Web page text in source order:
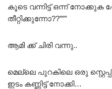
കൂടെ വന്നിട്ട് ഒന്ന് നോക്കുക
തീറ്റിക്കുന്നോ??”””
ആമി ക്ക് ചിരി വന്നു..
മെല്ലെ പുറകിലെ ഒരു
ഇടം കണ്ണിട്ട് നോക്കി…